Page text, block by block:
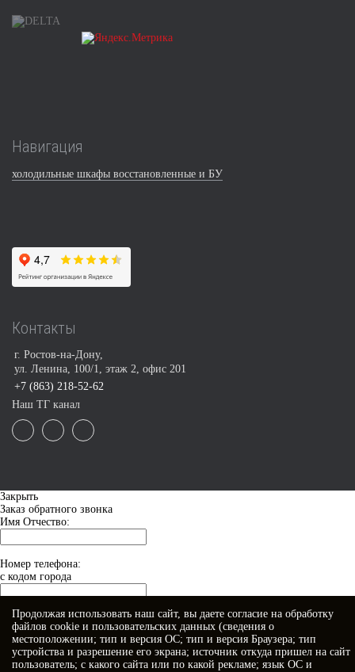
Навигация
холодильные шкафы восстановленные и БУ
Контакты
г. Ростов-на-Дону,
ул. Ленина, 100/1, этаж 2, офис 201
+7 (863) 218-52-62
Наш ТГ канал
Закрыть
Заказ обратного звонка
Имя Отчество:
Номер телефона:
с кодом города
Когда позвонить?
Продолжая использовать наш сайт, вы даете согласие на обработку
файлов cookie и пользовательских данных (сведения о
местоположении; тип и версия ОС; тип и версия Браузера; тип
устройства и разрешение его экрана; источник откуда пришел на сайт
пользователь; с какого сайта или по какой рекламе; язык ОС и